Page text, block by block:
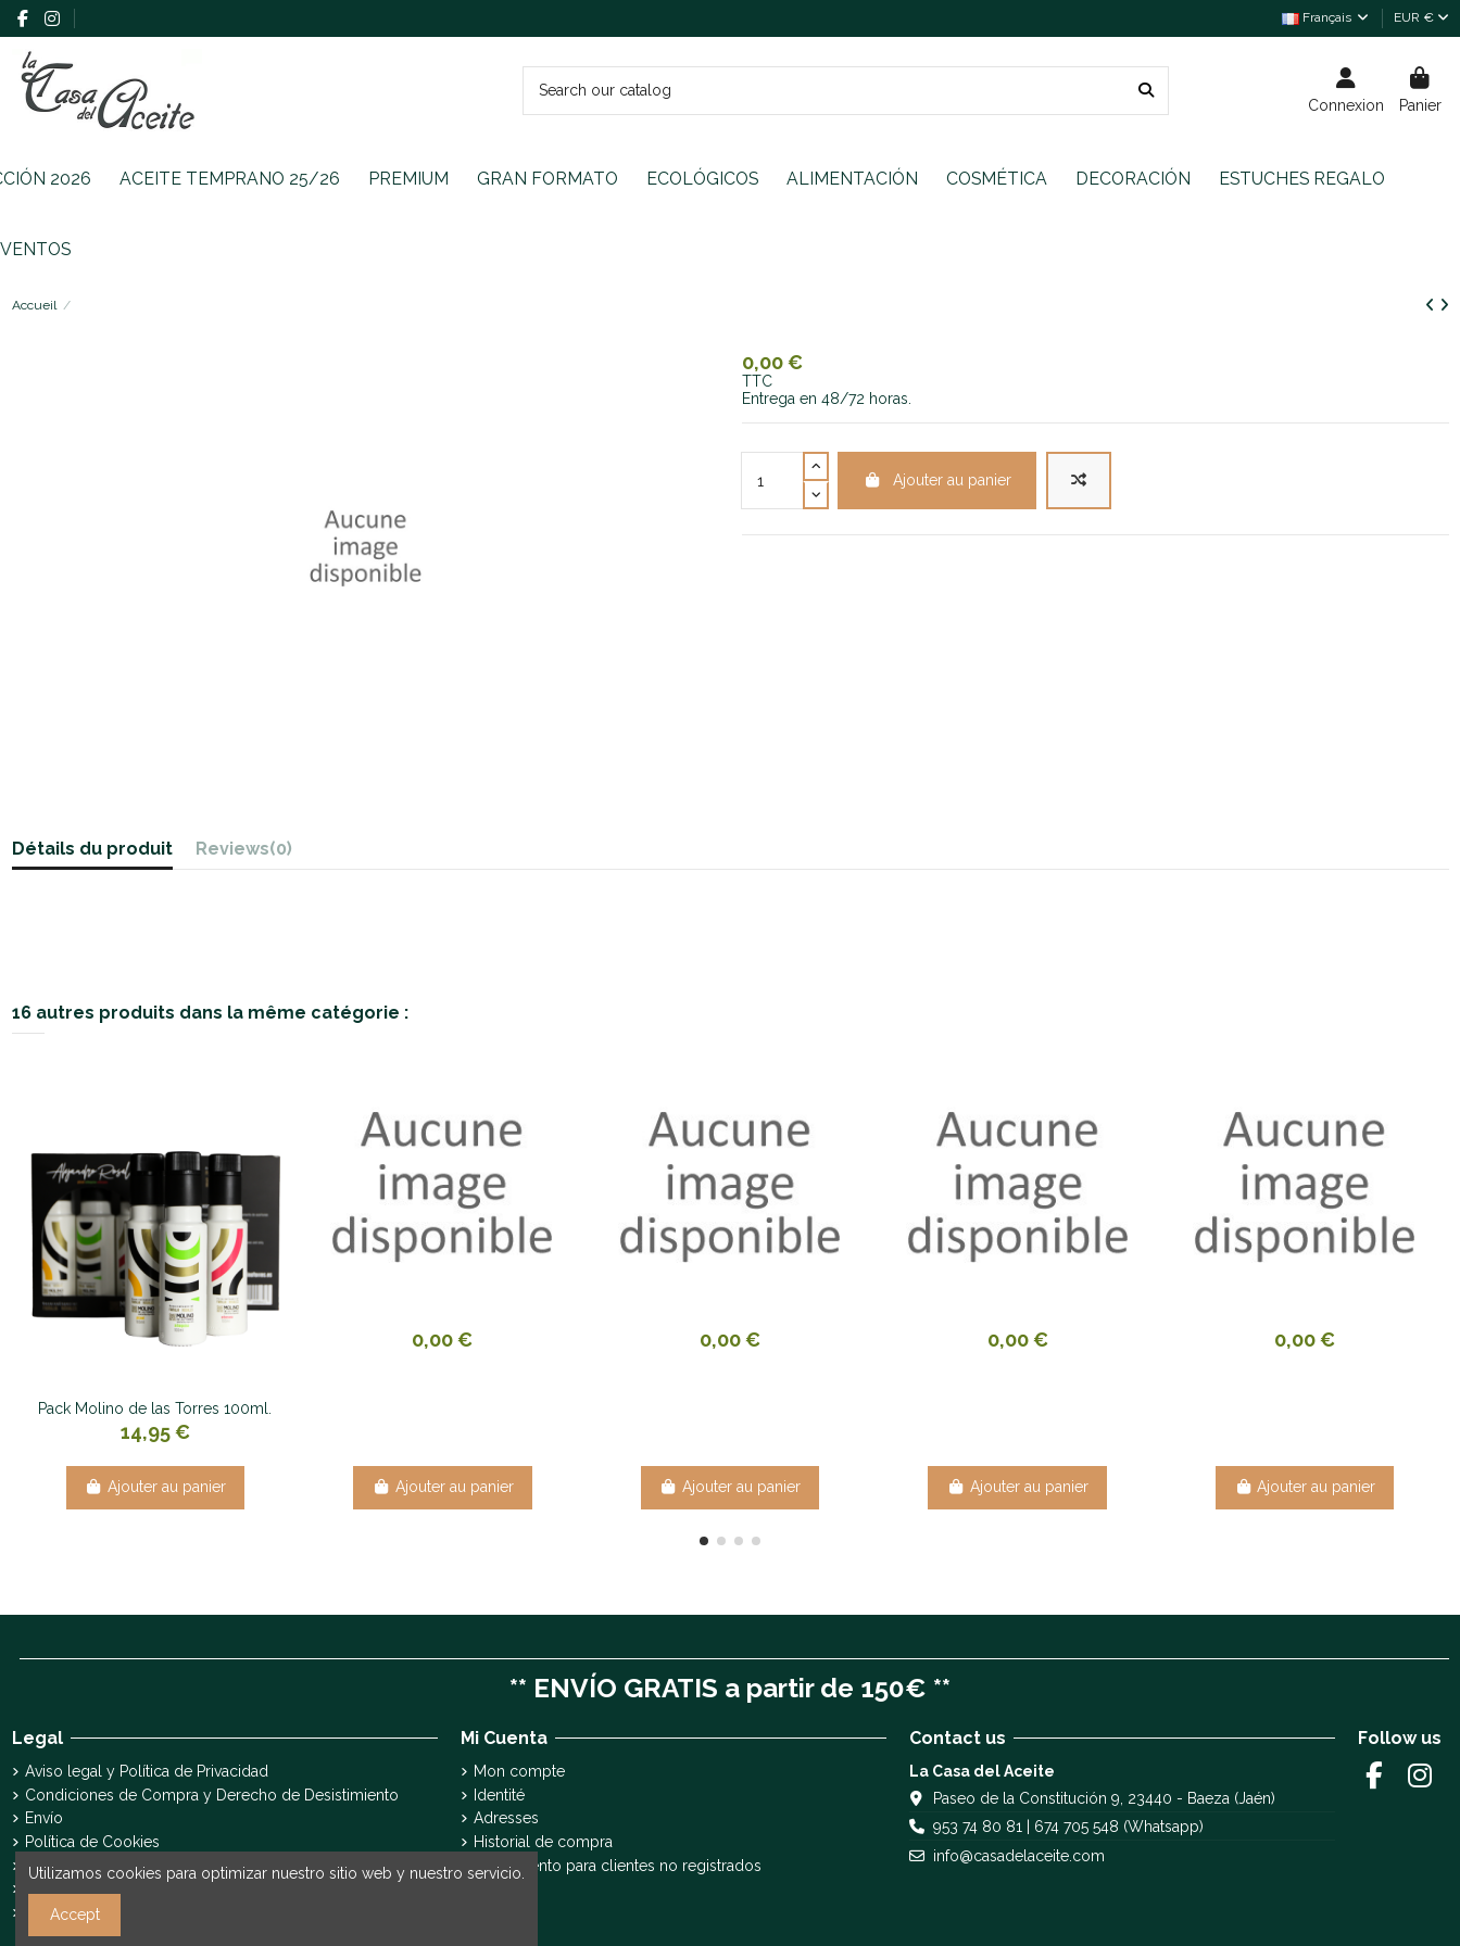
Français EUR €
Connexion Panier
2026 ACEITE TEMPRANO 25/26 PREMIUM GRAN FORMATO ECOLÓGICOS ALIMENTACIÓN COSMÉTICA DECORACIÓN ESTUCHES REGALO
Accueil
0,00 €
TTC
Entrega en 48/72 horas.
Ajouter au panier
Détails du produit Reviews(0)
16 autres produits dans la même catégorie :
Pack Molino de las Torres 100ml.
14,95 €
Ajouter au panier
0,00 €
Ajouter au panier
0,00 €
Ajouter au panier
0,00 €
Ajouter au panier
0,00 €
Ajouter au panier
** ENVÍO GRATIS a partir de 150€ **
Legal
Aviso legal y Política de Privacidad
Condiciones de Compra y Derecho de Desistimiento
Envío
Política de Cookies
Declaración de accesibilidad
Pyme Innova
Mi Cuenta
Mon compte
Identité
Adresses
Historial de compra
Seguimiento para clientes no registrados
Contact us
La Casa del Aceite
Paseo de la Constitución 9, 23440 - Baeza (Jaén)
953 74 80 81 | 674 705 548 (Whatsapp)
info@casadelaceite.com
Follow us
Utilizamos cookies para optimizar nuestro sitio web y nuestro servicio.
Accept